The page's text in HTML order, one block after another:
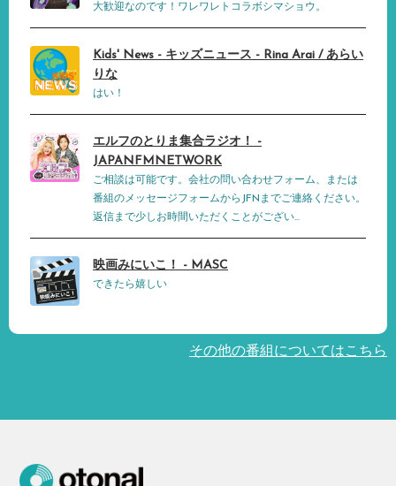
大歓迎なのです！ワレワレトコラボシマショウ。
Kids' News - キッズニュース - Rina Arai / あらい
りな
はい！
エルフのとりま集合ラジオ！ -
JAPANFMNETWORK
ご相談は可能です。会社の問い合わせフォーム、または
番組のメッセージフォームからJFNまでご連絡ください。
返信まで少しお時間いただくことがござい...
映画みにいこ！ - MASC
できたら嬉しい
その他の番組についてはこちら